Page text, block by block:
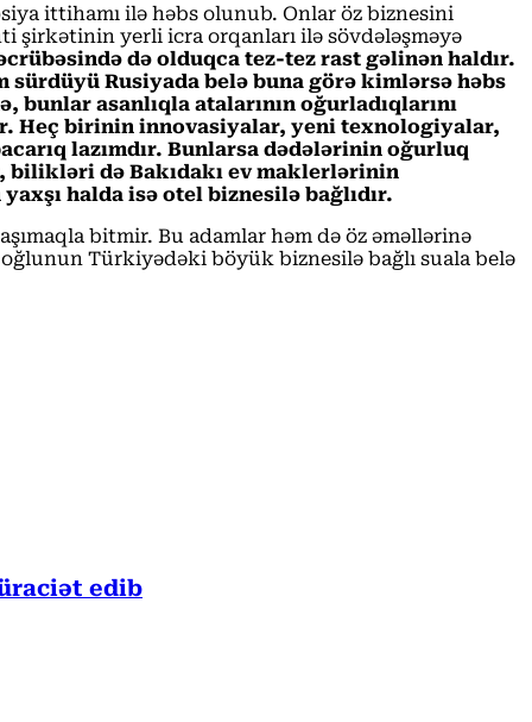
ittihamı ilə həbs olunub. Onlar öz biznesini
şirkətinin yerli icra orqanları ilə sövdələşməyə
də olduqca tez-tez rast gəlinən haldır.
Rusiyada belə buna görə kimlərsə həbs
asanlıqla atalarının oğurladıqlarını
Heç birinin innovasiyalar, yeni texnologiyalar,
lazımdır. Bunlarsa dədələrinin oğurluq
də Bakıdakı ev maklerlərinin
halda isə otel biznesilə bağlıdır.
bitmir. Bu adamlar həm də öz əməllərinə
oğlunun Türkiyədəki böyük biznesilə bağlı suala belə
edib